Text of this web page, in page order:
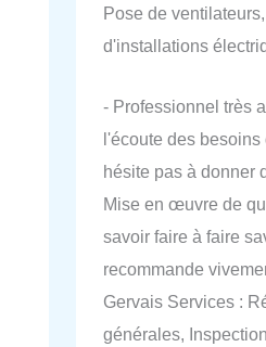
Pose de
d'installations
- Professionnel très
l'écoute des besoins
hésite pas à donner
Mise en œuvre de
savoir faire à faire
recommande
Gervais Services :
générales,